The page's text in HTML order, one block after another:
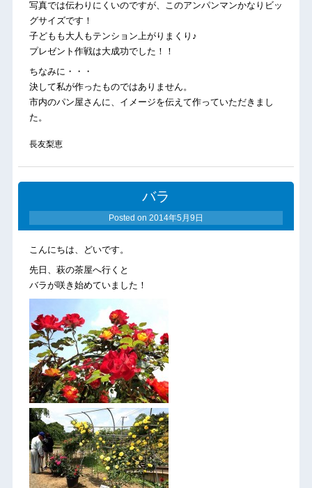
写真では伝わりにくいのですが、このアンパンマンかなりビッ
グサイズです！
子どもも大人もテンション上がりまくり♪
プレゼント作戦は大成功でした！！
ちなみに・・・
決して私が作ったものではありません。
市内のパン屋さんに、イメージを伝えて作っていただきまし
た。
長友梨恵
バラ
Posted on 2014年5月9日
こんにちは、どいです。
先日、萩の茶屋へ行くと
バラが咲き始めていました！